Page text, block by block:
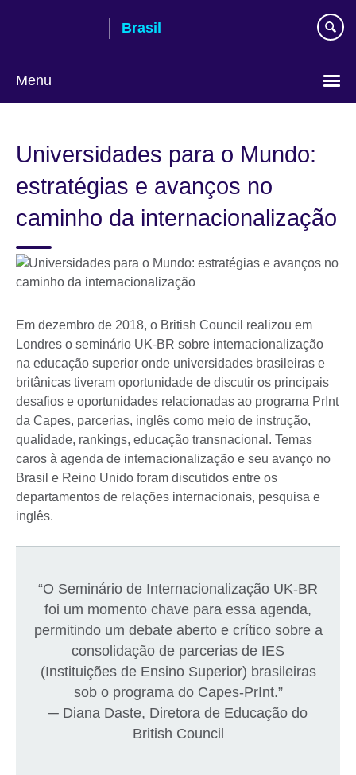
Brasil
Menu
language
Universidades para o Mundo:
estratégias e avanços no
caminho da internacionalização
Em dezembro de 2018, o British Council realizou em
Londres o seminário UK-BR sobre internacionalização
na educação superior onde universidades brasileiras e
britânicas tiveram oportunidade de discutir os principais
desafios e oportunidades relacionadas ao programa PrInt
da Capes, parcerias, inglês como meio de instrução,
qualidade, rankings, educação transnacional. Temas
caros à agenda de internacionalização e seu avanço no
Brasil e Reino Unido foram discutidos entre os
departamentos de relações internacionais, pesquisa e
inglês.
“O Seminário de Internacionalização UK-BR
foi um momento chave para essa agenda,
permitindo um debate aberto e crítico sobre a
consolidação de parcerias de IES
(Instituições de Ensino Superior) brasileiras
sob o programa do Capes-PrInt.”
─ Diana Daste, Diretora de Educação do
British Council